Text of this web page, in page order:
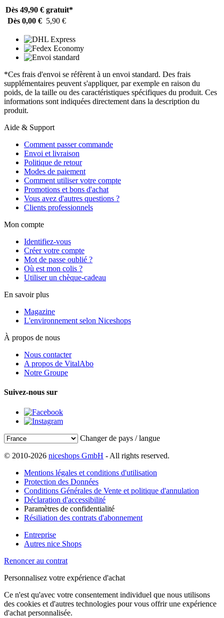
Dès 49,90 € gratuit*
Dès 0,00 € 5,90 €
*Ces frais d'envoi se réfèrent à un envoi standard. Des frais
supplémentaires peuvent s'appliquer, par exemple en raison du
poids, de la taille ou des caractéristiques spécifiques du produit. Ces
informations sont indiquées directement dans la description du
produit.
Aide & Support
Comment passer commande
Envoi et livraison
Politique de retour
Modes de paiement
Comment utiliser votre compte
Promotions et bons d'achat
Vous avez d'autres questions ?
Clients professionnels
Mon compte
Identifiez-vous
Créer votre compte
Mot de passe oublié ?
Où est mon colis ?
Utiliser un chèque-cadeau
En savoir plus
Magazine
L'environnement selon Niceshops
À propos de nous
Nous contacter
A propos de VitalAbo
Notre Groupe
Suivez-nous sur
Changer de pays / langue
© 2010-2026 niceshops GmbH - All rights reserved.
Mentions légales et conditions d'utilisation
Protection des Données
Conditions Générales de Vente et politique d'annulation
Déclaration d'accessibilité
Paramètres de confidentialité
Résiliation des contrats d'abonnement
Entreprise
Autres nice Shops
Renoncer au contrat
Personnalisez votre expérience d'achat
Ce n'est qu'avec votre consentement individuel que nous utilisons
des cookies et d'autres technologies pour vous offrir une expérience
d'achat personnalisée.